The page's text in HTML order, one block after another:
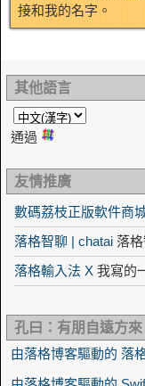
接和我的名字。
其他語言
通過
友情推廣
數碼荔枝正版軟件商
落格智聊 | chatai 落
落格輸入法 X 我寫的
孔曰：有朋自遠方來
由落格博客驅動的 落